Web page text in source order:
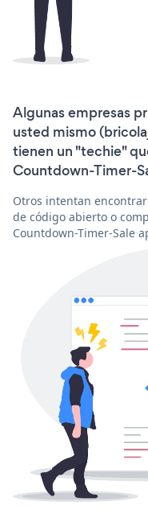
Algunas empresas
usted mismo
tienen un "techie"
Countdown-Timer-
Otros intentan
de código abierto o
Countdown-Timer-Sale